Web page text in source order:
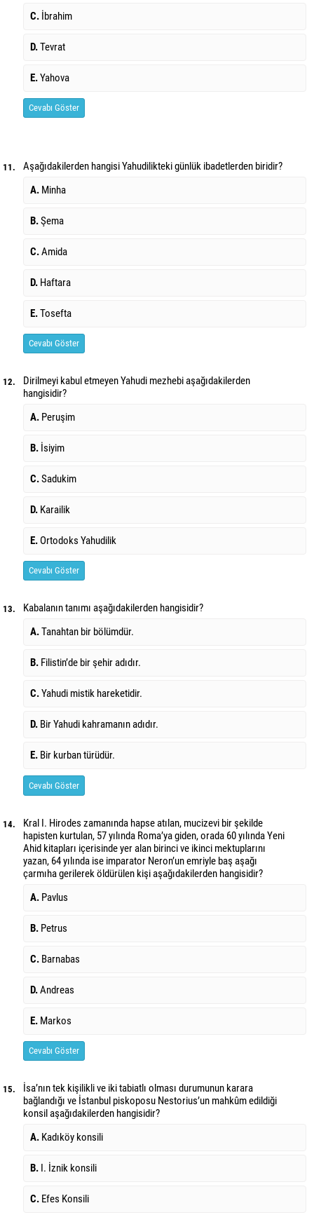
C. İbrahim
D.Tevrat
E.Yahova
Cevabı Göster
11.
Aşağıdakilerden hangisi Yahudilikteki günlük ibadetlerden biridir?
A. Minha
B.Şema
C.Amida
D. Haftara
E.Tosefta
Cevabı Göster
12.
Dirilmeyi kabul etmeyen Yahudi mezhebi aşağıdakilerden
hangisidir?
A. Peruşim
B. İsiyim
C.Sadukim
D. Karailik
E. Ortodoks Yahudilik
Cevabı Göster
13.
Kabalanın tanımı aşağıdakilerden hangisidir?
A.Tanahtan bir bölümdür.
B. Filistin’de bir şehir adıdır.
C.Yahudi mistik hareketidir.
D. Bir Yahudi kahramanın adıdır.
E. Bir kurban türüdür.
Cevabı Göster
14.
Kral I. Hirodes zamanında hapse atılan, mucizevi bir şekilde
hapisten kurtulan, 57 yılında Roma’ya giden, orada 60 yılında Yeni
Ahid kitapları içerisinde yer alan birinci ve ikinci mektuplarını
yazan, 64 yılında ise imparator Neron’un emriyle baş aşağı
çarmıha gerilerek öldürülen kişi aşağıdakilerden hangisidir?
A. Pavlus
B. Petrus
C. Barnabas
D.Andreas
E. Markos
Cevabı Göster
15.
İsa’nın tek kişilikli ve iki tabiatlı olması durumunun karara
bağlandığı ve İstanbul piskoposu Nestorius’un mahkûm edildiği
konsil aşağıdakilerden hangisidir?
A. Kadıköy konsili
B. I. İznik konsili
C. Efes Konsili